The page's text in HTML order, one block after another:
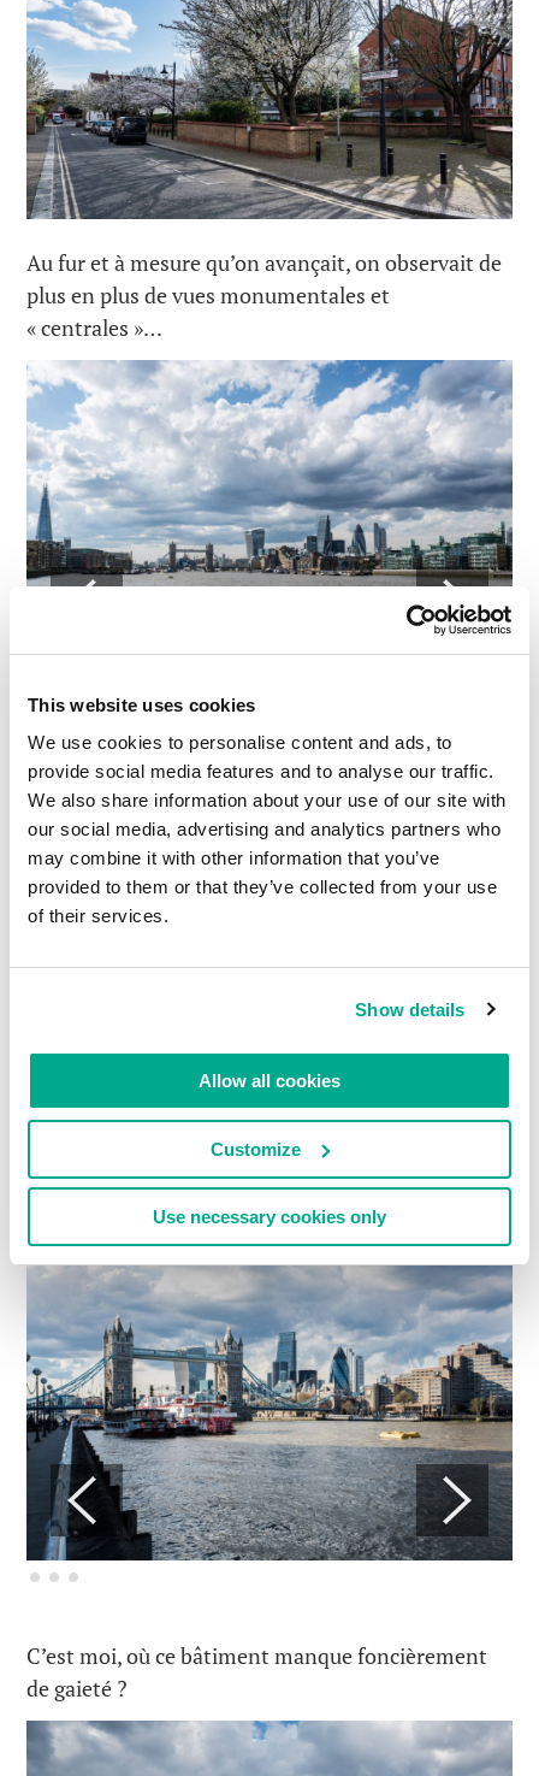
This website uses cookies
We use cookies to personalise content and ads, to
provide social media features and to analyse our traffic.
We also share information about your use of our site with
our social media, advertising and analytics partners who
may combine it with other information that you’ve
provided to them or that they’ve collected from your use
of their services.
Show details
Allow all cookies
Customize
Use necessary cookies only
Au fur et à mesure qu’on avançait, on observait de
plus en plus de vues monumentales et
« centrales »…
Hmm, je me suis déjà rendu parici , mais de l’autre
côté.
Encore et encore…le long des fameux points
South Bank…
C’est moi, où ce bâtiment manque foncièrement
de gaieté ?